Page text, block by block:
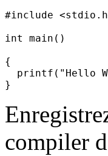
#include
int main()
{
printf("Hello
compiler